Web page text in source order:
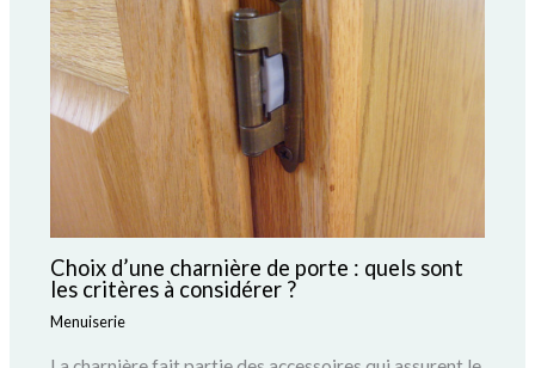
Choix d’une charnière de porte : quels sont
les critères à considérer ?
Menuiserie